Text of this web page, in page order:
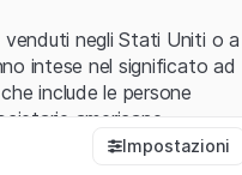
negli Stati Uniti o a
intese nel significato ad
include le persone
americane.
Impostazioni